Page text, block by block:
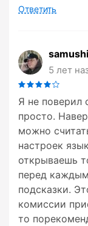
Ответить
samushi
5 лет
Я не поверил
просто.
можно
настроек
открываешь
перед
подсказки.
комиссии
то